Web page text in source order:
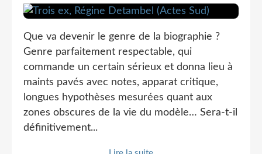
Que va devenir le genre de la biographie ?
Genre parfaitement respectable, qui
commande un certain sérieux et donna lieu à
maints pavés avec notes, apparat critique,
longues hypothèses mesurées quant aux
zones obscures de la vie du modèle… Sera-t-il
définitivement...